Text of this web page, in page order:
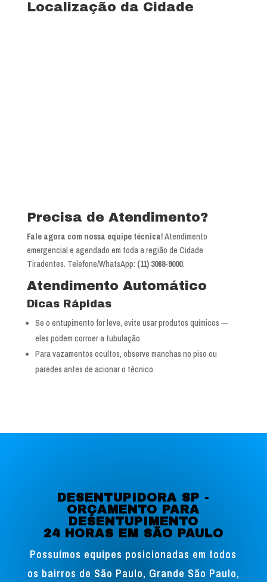
Localização da Cidade
Precisa de Atendimento?
Fale agora com nossa equipe técnica!Atendimento
emergencial e agendado em toda a região de Cidade
Tiradentes. Telefone/WhatsApp: (11) 3068-9000.
Atendimento Automático
Dicas Rápidas
Se o entupimento for leve, evite usar produtos químicos —
eles podem corroer a tubulação.
Para vazamentos ocultos, observe manchas no piso ou
paredes antes de acionar o técnico.
DESENTUPIDORA SP -
ORÇAMENTO PARA
DESENTUPIMENTO
24 HORAS EM SÃO PAULO
Possuímos equipes posicionadas em todos
os bairros de São Paulo, Grande São Paulo,